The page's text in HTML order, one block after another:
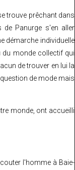
trouve prêchant dans
de Panurge s'en aller
démarche individuelle
du monde collectif qui
de trouver en lui la
de mode mais
monde, ont accueilli
l'homme à Baie-